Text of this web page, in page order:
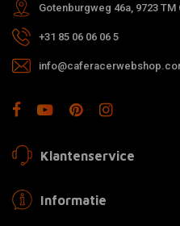
Gotenburgweg 46a, 9723
+31 85 06 06 06 5
Klantenservice
Informatie